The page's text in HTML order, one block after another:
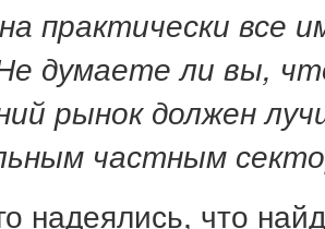
практически все
думаете ли вы,
рынок должен
частным
надеялись, что